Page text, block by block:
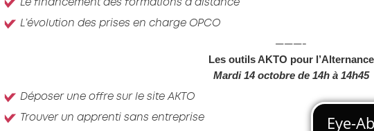
Le financement des formations à distance
L’évolution des prises en charge OPCO
———-
Les outils AKTO pour l’Alternance
Mardi 14 octobre de 14h à 14h45
Déposer une offre sur le site AKTO
Trouver un apprenti sans entreprise